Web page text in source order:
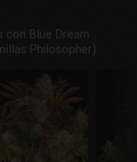
Blue Dream
Philosopher)